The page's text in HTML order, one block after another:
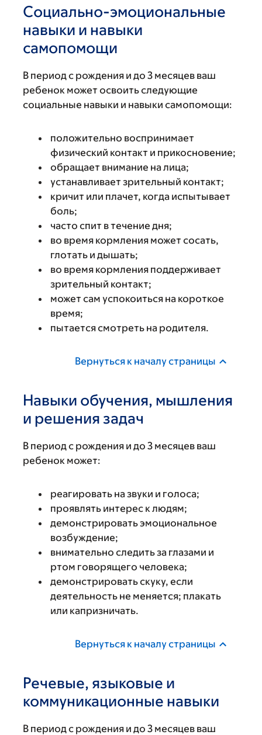
Социально-эмоциональные
навыки и навыки
самопомощи
В период с рождения и до 3 месяцев ваш
ребенок может освоить следующие
социальные навыки и навыки самопомощи:
положительно воспринимает
физический контакт и прикосновение;
обращает внимание на лица;
устанавливает зрительный контакт;
кричит или плачет, когда испытывает
боль;
часто спит в течение дня;
во время кормления может сосать,
глотать и дышать;
во время кормления поддерживает
зрительный контакт;
может сам успокоиться на короткое
время;
пытается смотреть на родителя.
Вернуться к началу страницы
Навыки обучения, мышления
и решения задач
В период с рождения и до 3 месяцев ваш
ребенок может:
реагировать на звуки и голоса;
проявлять интерес к людям;
демонстрировать эмоциональное
возбуждение;
внимательно следить за глазами и
ртом говорящего человека;
демонстрировать скуку, если
деятельность не меняется; плакать
или капризничать.
Вернуться к началу страницы
Речевые, языковые и
коммуникационные навыки
В период с рождения и до 3 месяцев ваш